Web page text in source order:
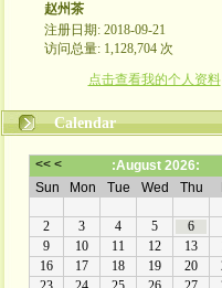
赵州茶
注册日期: 2018-09-21
访问总量: 1,128,704 次
点击查看我的个人资料
Calendar